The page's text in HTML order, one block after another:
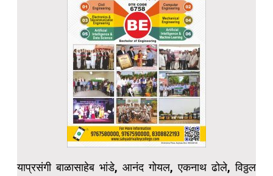
याप्रसंगी बाळासाहेब भांडे, आनंद गोयल, एकनाथ ढोले, विठ्ठल